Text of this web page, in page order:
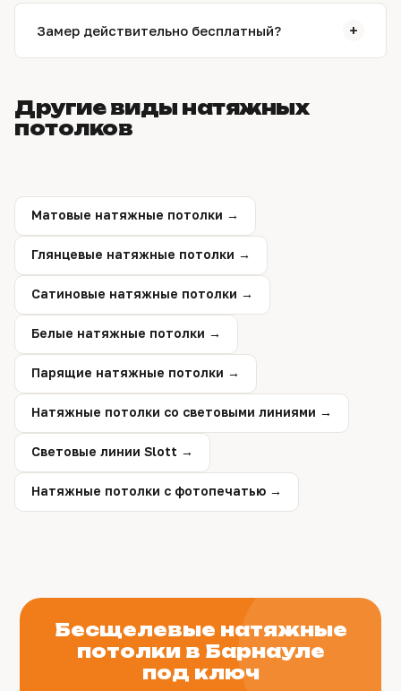
монтаж.
Обычно монтаж занимает от 2 до 5 часов и
выполняется за один выезд. Сложные конструкции
Замер действительно бесплатный? +
смету. Замер ни к чему не обязывает.
Другие виды натяжных
потолков
Матовые натяжные потолки →
Глянцевые натяжные потолки →
Сатиновые натяжные потолки →
Белые натяжные потолки →
Парящие натяжные потолки →
Натяжные потолки со световыми линиями →
Световые линии Slott →
Натяжные потолки с фотопечатью →
Бесщелевые натяжные
потолки в Барнауле
под ключ